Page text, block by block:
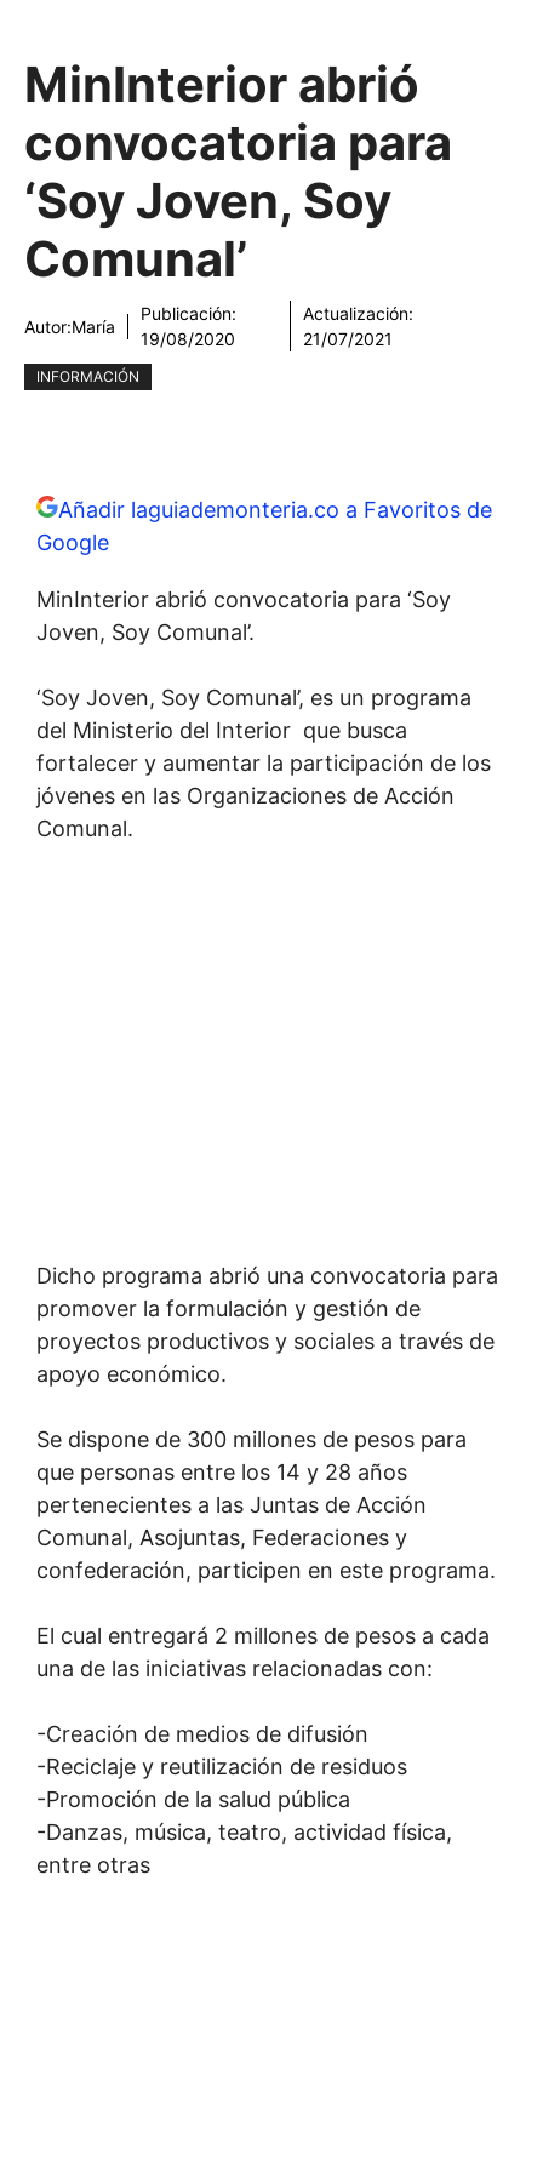
MinInterior abrió
convocatoria para
‘Soy Joven, Soy
Comunal’
Autor:María
Publicación:
19/08/2020
Actualización:
21/07/2021
INFORMACIÓN
Añadir laguiademonteria.co a Favoritos de
Google
MinInterior abrió convocatoria para ‘Soy
Joven, Soy Comunal’.
‘Soy Joven, Soy Comunal’, es un programa
del Ministerio del Interior que busca
fortalecer y aumentar la participación de los
jóvenes en las Organizaciones de Acción
Comunal.
Dicho programa abrió una convocatoria para
promover la formulación y gestión de
proyectos productivos y sociales a través de
apoyo económico.
Se dispone de 300 millones de pesos para
que personas entre los 14 y 28 años
pertenecientes a las Juntas de Acción
Comunal, Asojuntas, Federaciones y
confederación, participen en este programa.
El cual entregará 2 millones de pesos a cada
una de las iniciativas relacionadas con:
-Creación de medios de difusión
-Reciclaje y reutilización de residuos
-Promoción de la salud pública
-Danzas, música, teatro, actividad física,
entre otras